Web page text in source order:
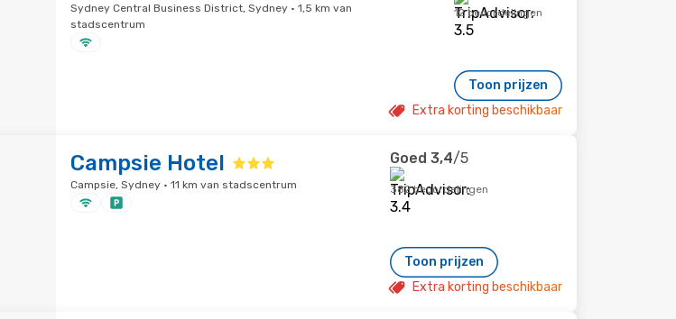
Sydney Central Business District, Sydney · 1,5 km van
stadscentrum
12 beoordelingen
Toon prijzen
Extra korting beschikbaar
Campsie Hotel
Campsie, Sydney · 11 km van stadscentrum
Goed 3,4/5
382 beoordelingen
Toon prijzen
Extra korting beschikbaar